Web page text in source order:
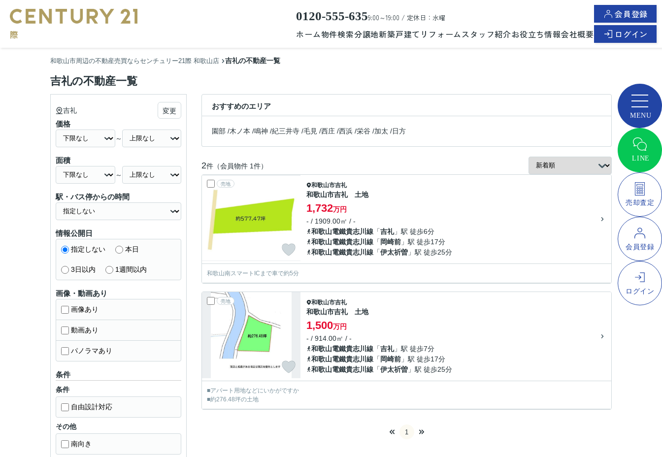
0120-555-6359:00～19:00 / 定休日：水曜
ホーム物件検索分譲地新築戸建て リフォーム スタッフ紹介お役立ち情報会社概要
会員登録
ログイン
和歌山市周辺の不動産売買ならセンチュリー21際 和歌山店 吉礼の不動産一覧
吉礼の不動産一覧
おすすめのエリア
園部 /木ノ本 /鳴神 /紀三井寺 /毛見 /西庄 /西浜 /栄谷 /加太 /日方
2件（会員物件 1件）
売地 和歌山市吉礼
和歌山市吉礼 土地
1,732万円
- / 1909.00㎡ / -
和歌山電鐵貴志川線 「吉礼」駅 徒歩6分
和歌山電鐵貴志川線 「 岡崎前 」駅 徒歩17分
和歌山電鐵貴志川線 「伊太祈曽 」駅 徒歩25分
和歌山南スマートICまで車で約5分
売地 和歌山市吉礼
和歌山市吉礼 土地
1,500万円
- / 914.00㎡ / -
和歌山電鐵貴志川線 「吉礼」駅 徒歩7分
和歌山電鐵貴志川線 「 岡崎前 」駅 徒歩17分
和歌山電鐵貴志川線 「伊太祈曽 」駅 徒歩25分
■アパート用地などにいかがですか
■約276.48坪の土地
1
吉礼 変更
価格
～
面積
～
駅・バス停からの時間
情報公開日
指定しない 本日
3日以内 1週間以内
画像・動画あり
画像あり
動画あり
パノラマあり
条件
条件
自由設計対応
その他
南向き